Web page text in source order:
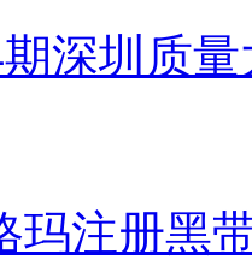
深圳质
玛注册黑